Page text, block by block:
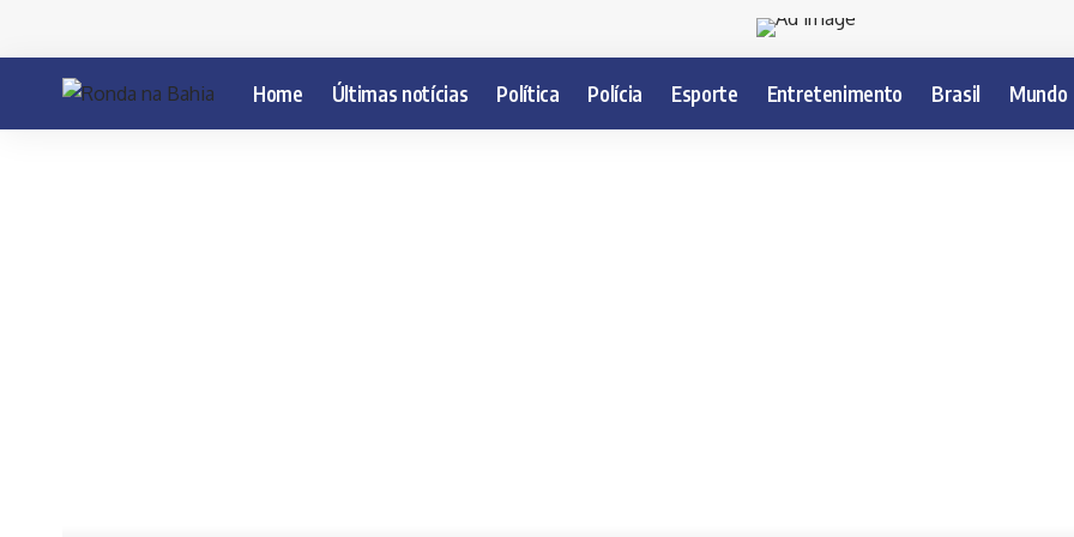
Home Últimas notícias Política Polícia Esporte Entretenimento Brasil Mundo